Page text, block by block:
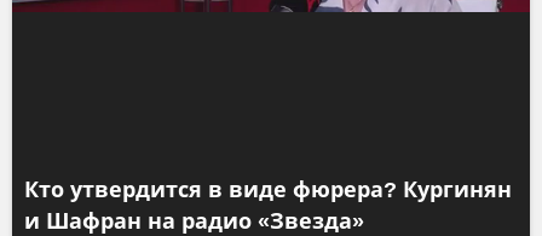
Кто утвердится в виде фюрера? Кургинян
и Шафран на радио «Звезда»